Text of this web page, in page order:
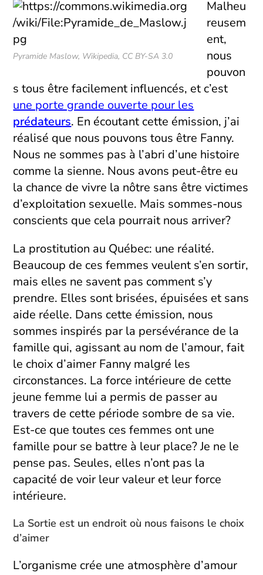
Pyramide Maslow, Wikipedia, CC BY-SA 3.0
Malheu
reusem
ent,
nous
pouvon
s tous être facilement influencés, et c’est
une porte grande ouverte pour les
prédateurs. En écoutant cette émission, j’ai
réalisé que nous pouvons tous être Fanny.
Nous ne sommes pas à l’abri d’une histoire
comme la sienne. Nous avons peut-être eu
la chance de vivre la nôtre sans être victimes
d’exploitation sexuelle. Mais sommes-nous
conscients que cela pourrait nous arriver?
La prostitution au Québec: une réalité.
Beaucoup de ces femmes veulent s’en sortir,
mais elles ne savent pas comment s’y
prendre. Elles sont brisées, épuisées et sans
aide réelle. Dans cette émission, nous
sommes inspirés par la persévérance de la
famille qui, agissant au nom de l’amour, fait
le choix d’aimer Fanny malgré les
circonstances. La force intérieure de cette
jeune femme lui a permis de passer au
travers de cette période sombre de sa vie.
Est-ce que toutes ces femmes ont une
famille pour se battre à leur place? Je ne le
pense pas. Seules, elles n’ont pas la
capacité de voir leur valeur et leur force
intérieure.
La Sortie est un endroit où nous faisons le choix
d’aimer
L’organisme crée une atmosphère d’amour